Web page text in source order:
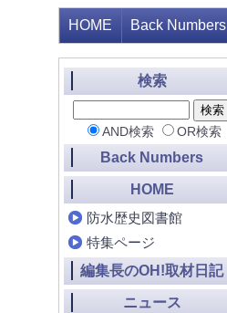
HOME Back Numbers
検索
AND検索 OR検索
Back Numbers
HOME
防水歴史図書館
特集ページ
編集長のOH!取材日記
ニュース